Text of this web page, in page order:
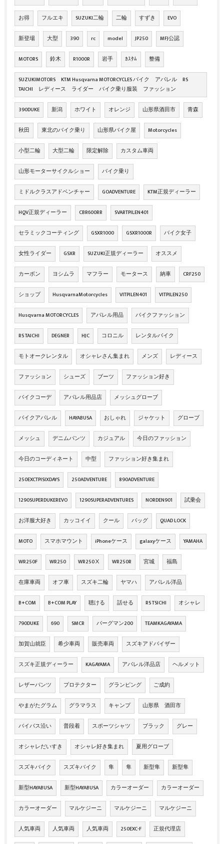
お得 フルエキ SUZUKI二輪 二輪 すずき EVO
新登場 大型 390 rc model JP250 MFJ公認
MOTORS 鈴木 R1000R 岩手 ｶｽﾀﾑ 整備
SUZUKIMOTORS KTM Husqvarna MOTORCYCLES バイク アパレル RS
TAICHI レディース ライダー バイク乗り服装 ファッション
390DUKE 新潟 ホワイト オレンジ 山形県酒田市 青森
秋田 東北のバイク乗り 山形県バイク屋 Motorcycles
小型二輪 大型二輪 限定解除 カスタム車両
山形モーターサイクルショー バイク乗り
ミドルクラスアドベンチャー GOADVENTURE KTM正規ディーラー
HQV正規ディーラー CBR600RR SVARTPILEN401
セラミックコーティング GSXR1000 GSXR1000R バイク女子
女性ライダー GSXR SUZUKI正規ディーラー オススメ
カーボン ヨシムラ マフラー モータース 納車 CRF250
ショップ HusqvarnaMotorcycles VITPILEN401 VITPILEN250
Husqvarna MOTORCYCLES アパレル用品 バイクファッション
RS TAICHI DEGNER HJC コロニル レンタルバイク
モトオークレンタル オシャレさん集まれ メンズ レディース
ファッション シューズ ブーツ ファッション好き
バイクコーデ アパレル用品店 メッシュグローブ
バイクアパレル HAYABUSA おしゃれ ジャケット グローブ
メッシュ デニムパンツ カジュアル 今日のファッション
今日のコーディネート 中型 ファッション好き集まれ
250EXCTPISIXDAYS 250ADVENTURE 890ADVENTURE
1290SUPERDUKEREVO 1290SUPERADVENTURES NORDEN901 試乗会
お洋服大好き カッコイイ クール バッグ QUAD LOCK
MOTO スマホマウント iPhoneケース galaxyケース YAMAHA
WR250F WR250 WR250Ⅹ WR250R 宮城 福島
在庫車両 オフ車 スズキ二輪 ヤマハ アパレル洋品
B+COM B+COM PLAY 聴ける 話せる RS TSICHI オシャレ
790DUKE 690 SMCR バーグマン200 TEAMKAGAYAMA
加賀山就臣 希少車両 販売車両 スズキアドバイザー
スズキ正規ディーラー KAGAYAMA アパレル洋品店 ヘルメット
レザーパンツ プロテクター グランピング ご成約
やまがたグラム グラマラス キャンプ 山形県 酒田市
バイパス沿い 普段着 スポーツシャツ ブラック グレー
オシャレだいすき オシャレ好き集まれ 夏用グローブ
スズキバイク スズキバイク 隼 隼 新型隼 新型隼
新型HAYABUSA 新型HAYABUSA カラーオーダー カラーオーダー
カラーオーダー マルケジーニ マルケジーニ マルケジーニ
人気車両 人気車両 人気車両 250EXC-F 正規代理店